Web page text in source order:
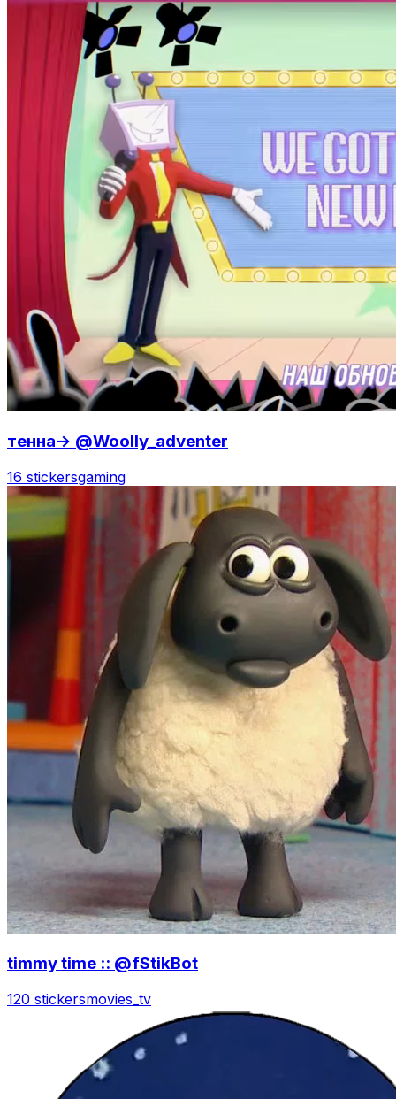
тенна-> @Woolly_adventer
16 stickersgaming
timmy time :: @fStikBot
120 stickersmovies_tv